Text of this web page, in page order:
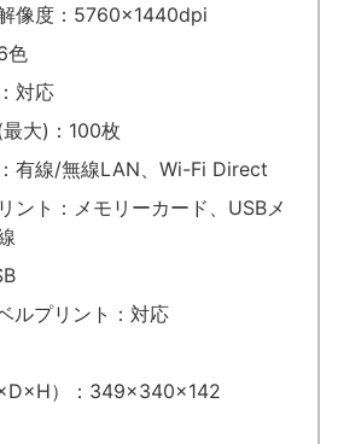
像度：5760×1440dpi
色
対応
大)：100枚
有線/無線LAN、Wi-Fi Direct
ント：メモリーカード、USBメ
ルプリント：対応
）：349×340×142